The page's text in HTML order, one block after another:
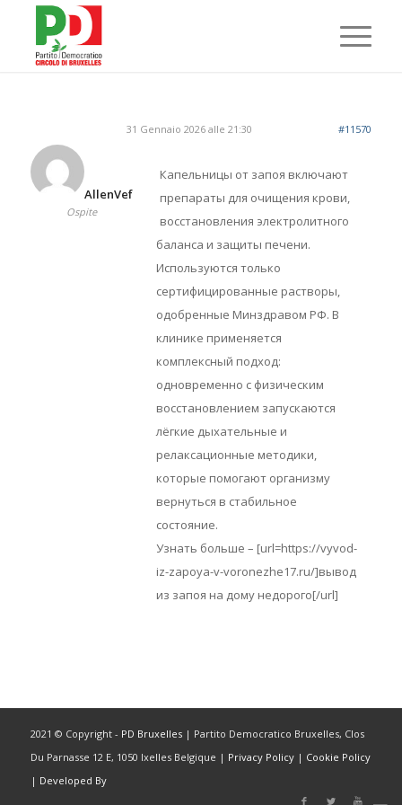
31 Gennaio 2026 alle 21:30 #11570
AllenVef
Ospite
Капельницы от запоя включают
препараты для очищения крови,
восстановления электролитного
баланса и защиты печени.
Используются только
сертифицированные растворы,
одобренные Минздравом РФ. В
клинике применяется
комплексный подход:
одновременно с физическим
восстановлением запускаются
лёгкие дыхательные и
релаксационные методики,
которые помогают организму
вернуться в стабильное
состояние.
Узнать больше – [url=https://vyvod-
iz-zapoya-v-voronezhe17.ru/]вывод
из запоя на дому недорого[/url]
2021 © Copyright - PD Bruxelles| Partito Democratico Bruxelles, Clos
Du Parnasse 12 E, 1050 Ixelles Belgique | Privacy Policy| Cookie Policy
| Developed By